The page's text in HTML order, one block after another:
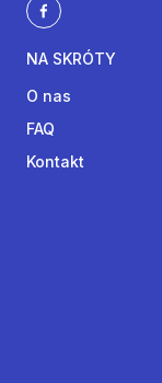
NA SKRÓTY
O nas
FAQ
Kontakt